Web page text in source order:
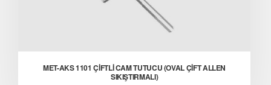
MET-AKS 1101 ÇİFTLİ CAM TUTUCU (OVAL ÇİFT ALLEN
SIKIŞTIRMALI)